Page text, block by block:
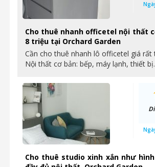
Cho thuê nhanh officetel nội thất
8 triệu tại Orchard Garden
Cần cho thuê nhanh lô officetel giá rất
Nội thất cơ bản: bếp, máy lạnh, thiết
Cho thuê studio xinh xắn như hình